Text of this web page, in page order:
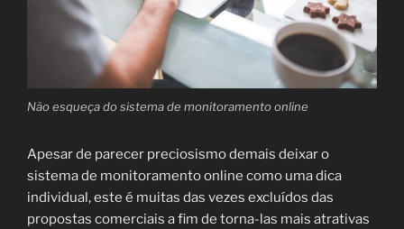
Não esqueça do sistema de monitoramento online
Apesar de parecer preciosismo demais deixar o
sistema de monitoramento online como uma dica
individual, este é muitas das vezes excluídos das
propostas comerciais a fim de torna-las mais atrativas